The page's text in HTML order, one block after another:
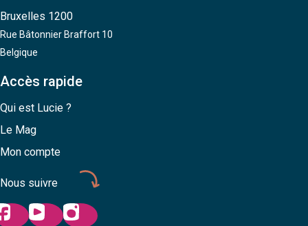
Bruxelles 1200
Rue Bâtonnier Braffort 10
Belgique
Accès rapide
Qui est Lucie ?
Le Mag
Mon compte
Nous suivre